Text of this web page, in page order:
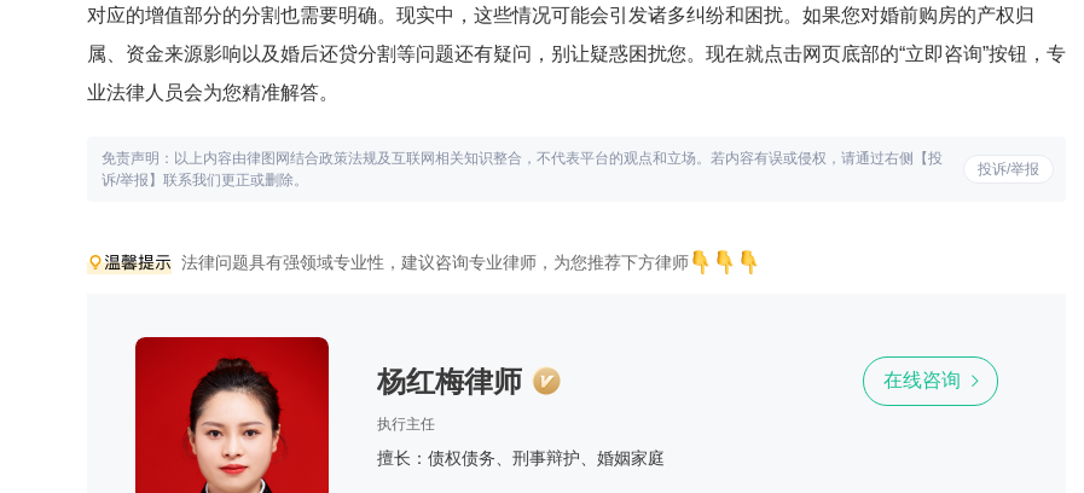
对应的增值部分的分割也需要明确。现实中，这些情况可能会引发诸多纠纷和困扰。如果您对婚前购房的产权归
属、资金来源影响以及婚后还贷分割等问题还有疑问，别让疑惑困扰您。现在就点击网页底部的“立即咨询”按钮，专
业法律人员会为您精准解答。
投诉/举报
免责声明：以上内容由律图网结合政策法规及互联网相关知识整合，不代表平台的观点和立场。若内容有误或侵权，请通过右侧【投
诉/举报】联系我们更正或删除。
法律问题具有强领域专业性，建议咨询专业律师，为您推荐下方律师
杨红梅律师
执行主任
擅长：债权债务、刑事辩护、婚姻家庭
在线咨询